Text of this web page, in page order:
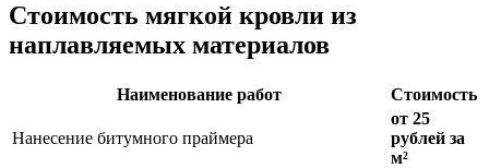
Стоимость мягкой кровли из
наплавляемых материалов
Наименование работ Стоимость
Нанесение битумного праймера
от 25
рублей за
м²